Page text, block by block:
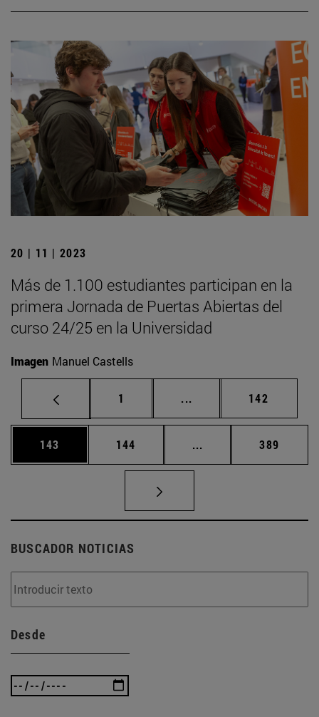
20 | 11 | 2023
Más de 1.100 estudiantes participan en la
primera Jornada de Puertas Abiertas del
curso 24/25 en la Universidad
Imagen Manuel Castells
Página
1 ... Páginas intermedias
Página
142
Página
143 Página
144 ... Páginas intermedias
Página
389
BUSCADOR NOTICIAS
Desde